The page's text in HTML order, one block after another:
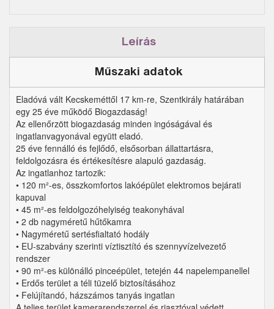
Leírás
Műszaki adatok
Eladóvá vált Kecskeméttől 17 km-re, Szentkirály határában
egy 25 éve működő Biogazdaság!
Az ellenőrzött biogazdaság minden ingóságával és
ingatlanvagyonával együtt eladó.
25 éve fennálló és fejlődő, elsősorban állattartásra,
feldolgozásra és értékesítésre alapuló gazdaság.
Az ingatlanhoz tartozik:
• 120 m²-es, összkomfortos lakóépület elektromos bejárati
kapuval
• 45 m²-es feldolgozóhelyiség teakonyhával
• 2 db nagyméretű hűtőkamra
• Nagyméretű sertésfialtató hodály
• EU-szabvány szerinti víztisztító és szennyvízelvezető
rendszer
• 90 m²-es különálló pinceépület, tetején 44 napelempanellel
• Erdős terület a téli tüzelő biztosításához
• Felújítandó, házszámos tanyás ingatlan